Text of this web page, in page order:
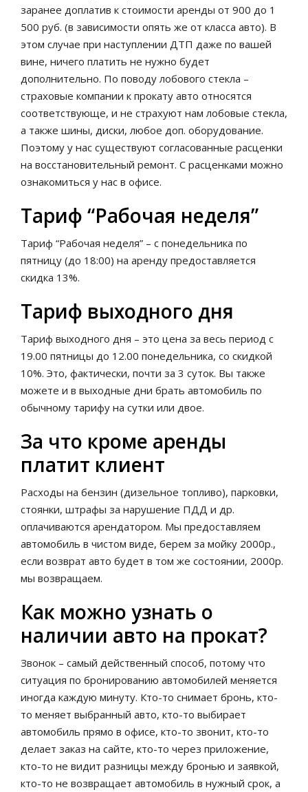
заранее доплатив к стоимости аренды от 900 до 1
500 руб. (в зависимости опять же от класса авто). В
этом случае при наступлении ДТП даже по вашей
вине, ничего платить не нужно будет
дополнительно. По поводу лобового стекла –
страховые компании к прокату авто относятся
соответствующе, и не страхуют нам лобовые стекла,
а также шины, диски, любое доп. оборудование.
Поэтому у нас существуют согласованные расценки
на восстановительный ремонт. С расценками можно
ознакомиться у нас в офисе.
Тариф “Рабочая неделя”
Тариф “Рабочая неделя” – с понедельника по
пятницу (до 18:00) на аренду предоставляется
скидка 13%.
Тариф выходного дня
Тариф выходного дня – это цена за весь период с
19.00 пятницы до 12.00 понедельника, со скидкой
10%. Это, фактически, почти за 3 суток. Вы также
можете и в выходные дни брать автомобиль по
обычному тарифу на сутки или двое.
За что кроме аренды
платит клиент
Расходы на бензин (дизельное топливо), парковки,
стоянки, штрафы за нарушение ПДД и др.
оплачиваются арендатором. Мы предоставляем
автомобиль в чистом виде, берем за мойку 2000р.,
если возврат авто будет в том же состоянии, 2000р.
мы возвращаем.
Как можно узнать о
наличии авто на прокат?
Звонок – самый действенный способ, потому что
ситуация по бронированию автомобилей меняется
иногда каждую минуту. Кто-то снимает бронь, кто-
то меняет выбранный авто, кто-то выбирает
автомобиль прямо в офисе, кто-то звонит, кто-то
делает заказ на сайте, кто-то через приложение,
кто-то не видит разницы между бронью и заявкой,
кто-то не возвращает автомобиль в нужный срок, а